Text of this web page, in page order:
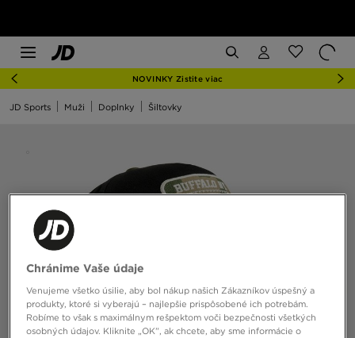
NOVINKY Zistite viac
JD Sports Muži Doplnky Šiltovky
Chránime Vaše údaje
Venujeme všetko úsilie, aby bol nákup našich Zákazníkov úspešný a
produkty, ktoré si vyberajú – najlepšie prispôsobené ich potrebám.
Robíme to však s maximálnym rešpektom voči bezpečnosti všetkých
osobných údajov. Kliknite „OK”, ak chcete, aby sme informácie o